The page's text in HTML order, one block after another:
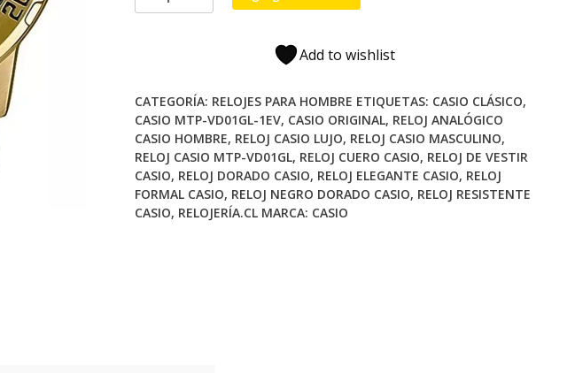
Casio
CH122
cantidad
Add to wishlist
CATEGORÍA: RELOJES PARA HOMBRE ETIQUETAS: CASIO CLÁSICO,
CASIO MTP-VD01GL-1EV, CASIO ORIGINAL, RELOJ ANALÓGICO
CASIO HOMBRE, RELOJ CASIO LUJO, RELOJ CASIO MASCULINO,
RELOJ CASIO MTP-VD01GL, RELOJ CUERO CASIO, RELOJ DE VESTIR
CASIO, RELOJ DORADO CASIO, RELOJ ELEGANTE CASIO, RELOJ
FORMAL CASIO, RELOJ NEGRO DORADO CASIO, RELOJ RESISTENTE
CASIO, RELOJERÍA.CL MARCA: CASIO